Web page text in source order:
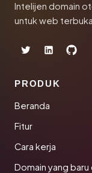
Intelijen domain
untuk web terbuka.
PRODUK
Beranda
Fitur
Cara kerja
Domain yang